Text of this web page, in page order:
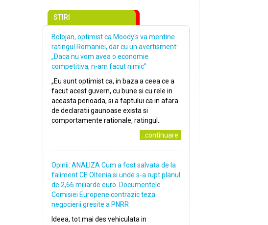
STIRI
Bolojan, optimist ca Moody's va mentine
ratingul Romaniei, dar cu un avertisment:
„Daca nu vom avea o economie
competitiva, n-am facut nimic”
„Eu sunt optimist ca, in baza a ceea ce a
facut acest guvern, cu bune si cu rele in
aceasta perioada, si a faptului ca in afara
de declaratii gaunoase exista si
comportamente rationale, ratingul..
..continuare
Opinii: ANALIZA Cum a fost salvata de la
faliment CE Oltenia si unde s-a rupt planul
de 2,66 miliarde euro. Documentele
Comisiei Europene contrazic teza
negocierii gresite a PNRR
Ideea, tot mai des vehiculata in